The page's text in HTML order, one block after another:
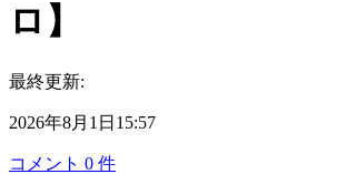
ロ】
最終更新:
2026年8月1日15:57
コメント 0 件